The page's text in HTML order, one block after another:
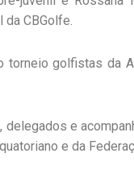
da CBGolfe.
torneio golfistas da
delegados e
e da